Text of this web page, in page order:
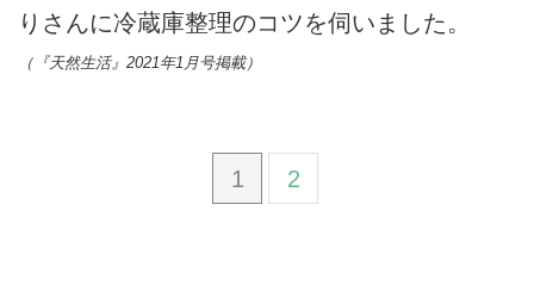
りさんに冷蔵庫整理のコツを伺いました。
（『天然生活』2021年1月号掲載）
1 2